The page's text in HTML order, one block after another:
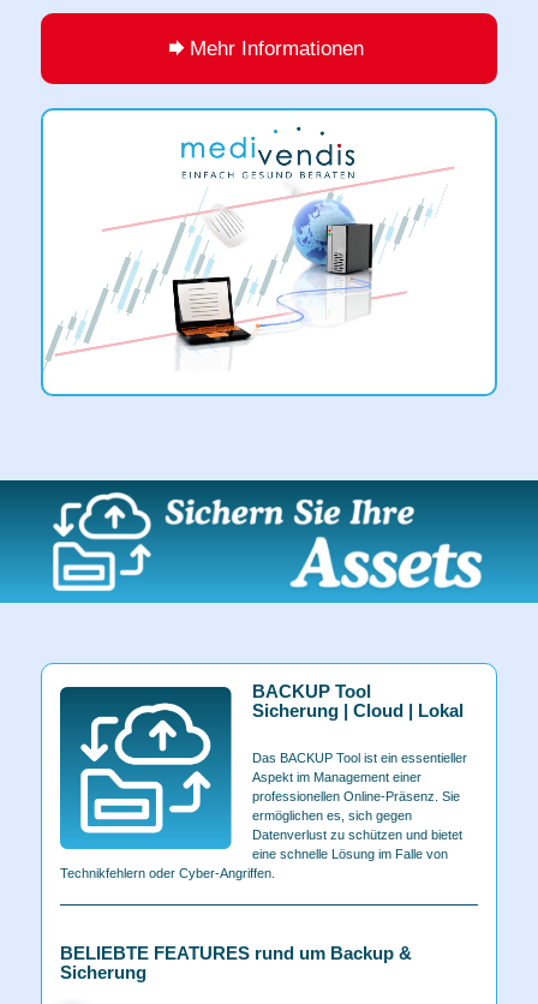
Mehr Informationen
BACKUP Tool
Sicherung | Cloud | Lokal
Das BACKUP Tool ist ein essentieller
Aspekt im Management einer
professionellen Online-Präsenz. Sie
ermöglichen es, sich gegen
Datenverlust zu schützen und bietet
eine schnelle Lösung im Falle von
Technikfehlern oder Cyber-Angriffen.
BELIEBTE FEATURES rund um Backup &
Sicherung